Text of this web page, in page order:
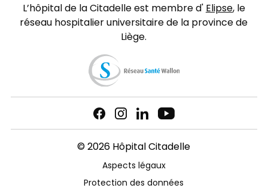
L’hôpital de la Citadelle est membre d'Elipse, le
réseau hospitalier universitaire de la province de
Liège.
© 2026 Hôpital Citadelle
Aspects légaux
Protection des données